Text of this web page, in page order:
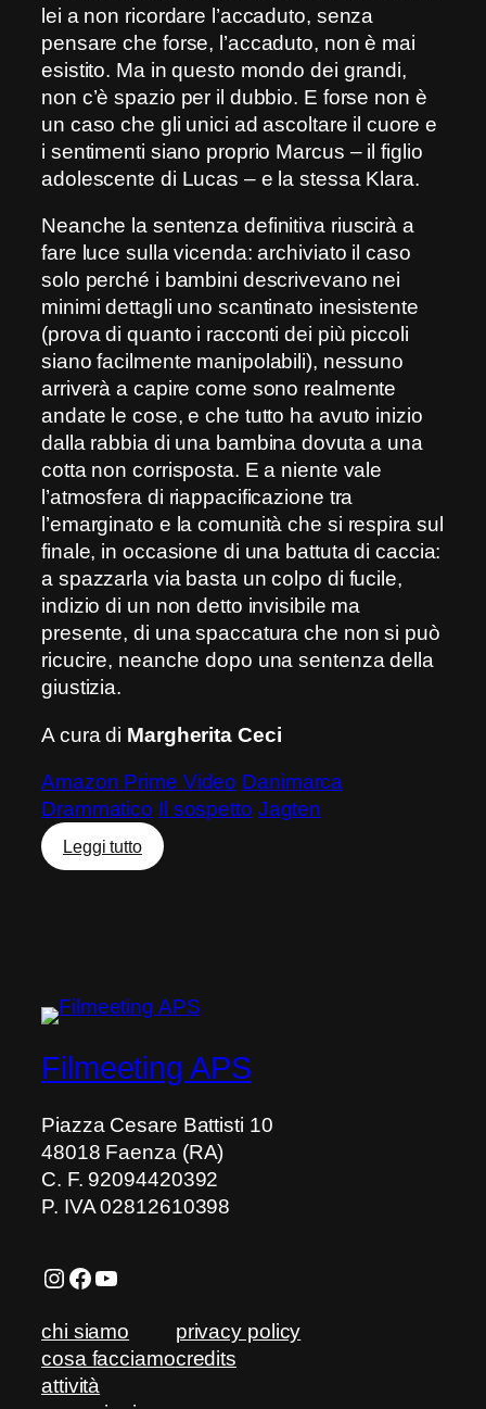
lei a non ricordare l’accaduto, senza
pensare che forse, l’accaduto, non è mai
esistito. Ma in questo mondo dei grandi,
non c’è spazio per il dubbio. E forse non è
un caso che gli unici ad ascoltare il cuore e
i sentimenti siano proprio Marcus – il figlio
adolescente di Lucas – e la stessa Klara.
Neanche la sentenza definitiva riuscirà a
fare luce sulla vicenda: archiviato il caso
solo perché i bambini descrivevano nei
minimi dettagli uno scantinato inesistente
(prova di quanto i racconti dei più piccoli
siano facilmente manipolabili), nessuno
arriverà a capire come sono realmente
andate le cose, e che tutto ha avuto inizio
dalla rabbia di una bambina dovuta a una
cotta non corrisposta. E a niente vale
l’atmosfera di riappacificazione tra
l’emarginato e la comunità che si respira sul
finale, in occasione di una battuta di caccia:
a spazzarla via basta un colpo di fucile,
indizio di un non detto invisibile ma
presente, di una spaccatura che non si può
ricucire, neanche dopo una sentenza della
giustizia.
A cura di Margherita Ceci
Amazon Prime Video Danimarca
Drammatico Il sospetto Jagten
Leggi tutto:
Il
Filmeeting APS
Piazza Cesare Battisti 10
48018 Faenza (RA)
C. F. 92094420392
P. IVA 02812610398
Instagram Facebook YouTube
chi siamo
cosa facciamo
attività
privacy policy
credits